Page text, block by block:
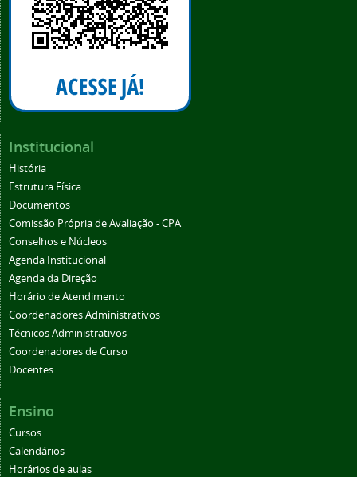
Institucional
História
Estrutura Física
Documentos
Comissão Própria de Avaliação - CPA
Conselhos e Núcleos
Agenda Institucional
Agenda da Direção
Horário de Atendimento
Coordenadores Administrativos
Técnicos Administrativos
Coordenadores de Curso
Docentes
Ensino
Cursos
Calendários
Horários de aulas